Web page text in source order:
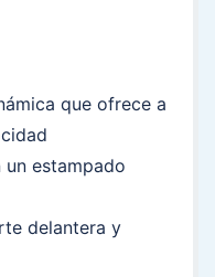
que ofrece a
estampado
delantera y